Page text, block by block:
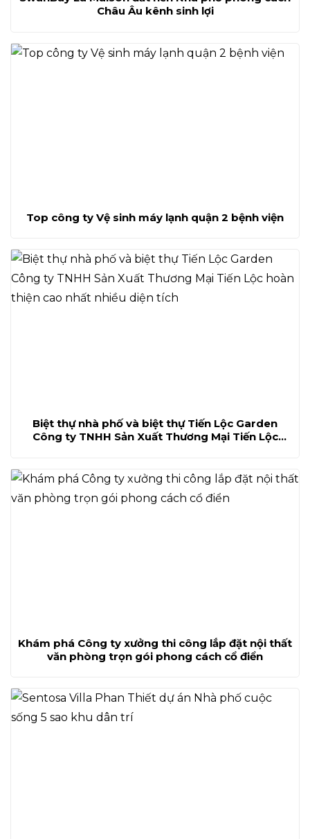
Châu Âu kênh sinh lợi
Top công ty Vệ sinh máy lạnh quận 2 bệnh viện
Biệt thự nhà phố và biệt thự Tiến Lộc Garden
Công ty TNHH Sản Xuất Thương Mại Tiến Lộc
Khám phá Công ty xưởng thi công lắp đặt nội thất
văn phòng trọn gói phong cách cổ điển